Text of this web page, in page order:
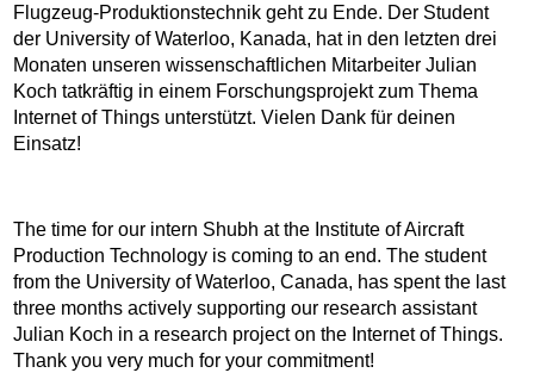
Flugzeug-Produktionstechnik geht zu Ende. Der Student
der University of Waterloo, Kanada, hat in den letzten drei
Monaten unseren wissenschaftlichen Mitarbeiter Julian
Koch tatkräftig in einem Forschungsprojekt zum Thema
Internet of Things unterstützt. Vielen Dank für deinen
Einsatz!
The time for our intern Shubh at the Institute of Aircraft
Production Technology is coming to an end. The student
from the University of Waterloo, Canada, has spent the last
three months actively supporting our research assistant
Julian Koch in a research project on the Internet of Things.
Thank you very much for your commitment!